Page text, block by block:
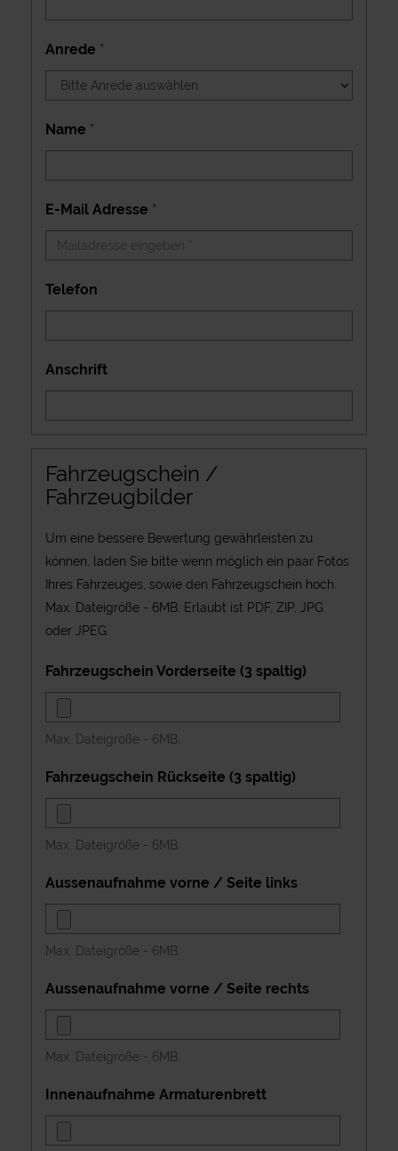
Anrede *
Name *
E-Mail Adresse *
Telefon
Anschrift
Fahrzeugschein /
Fahrzeugbilder
Um eine bessere Bewertung gewährleisten zu
können, laden Sie bitte wenn möglich ein paar Fotos
Ihres Fahrzeuges, sowie den Fahrzeugschein hoch.
Max. Dateigröße - 6MB. Erlaubt ist PDF, ZIP, JPG
oder JPEG.
Fahrzeugschein Vorderseite (3 spaltig)
Max. Dateigröße - 6MB.
Fahrzeugschein Rückseite (3 spaltig)
Max. Dateigröße - 6MB.
Aussenaufnahme vorne / Seite links
Max. Dateigröße - 6MB.
Aussenaufnahme vorne / Seite rechts
Max. Dateigröße - 6MB.
Innenaufnahme Armaturenbrett